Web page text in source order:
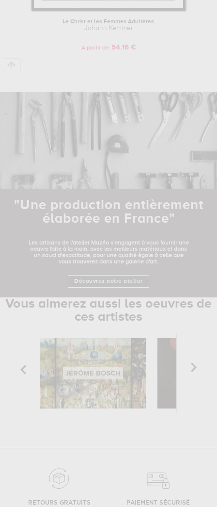
Le Christ et les Femmes Adultères
Johann Kemmer
A partir de 54.16 €
"Une production entièrement
élaborée en France"
Les artisans de l'atelier Muzéo s'engagent à vous fournir une
oeuvre faite à la main, avec les meilleurs matériaux et dans
un souci d'exactitude, pour une qualité égale à celle que
vous trouverez dans une galerie d'art.
Découvrez notre atelier
Vous aimerez aussi les oeuvres de
ces artistes
JÉRÔME BOSCH JAN
RETOURS GRATUITS PAIEMENT SÉCURISÉ